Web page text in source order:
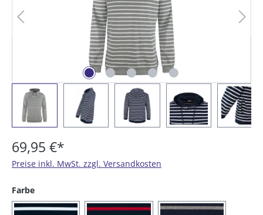
69,95 €*
Preise inkl. MwSt. zzgl. Versandkosten
Farbeauswählen